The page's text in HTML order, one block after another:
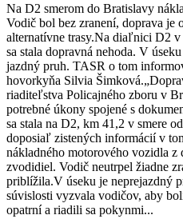
Na D2 smerom do Bratislavy
Vodič bol bez zranení, doprava je
alternatívne trasy.Na diaľnici D2
sa stala dopravná nehoda. V
jazdný pruh. TASR o tom
hovorkyňa Silvia
riaditeľstva Policajného zboru v
potrebné úkony spojené s
sa stala na D2, km 41,2 v smere
doposiaľ zistených informácií v
nákladného motorového vozidla
zvodidiel. Vodič neutrpel žiadne
priblížila.V úseku je neprejazdný
súvislosti vyzvala vodičov, aby
opatrní a riadili sa pokynmi...